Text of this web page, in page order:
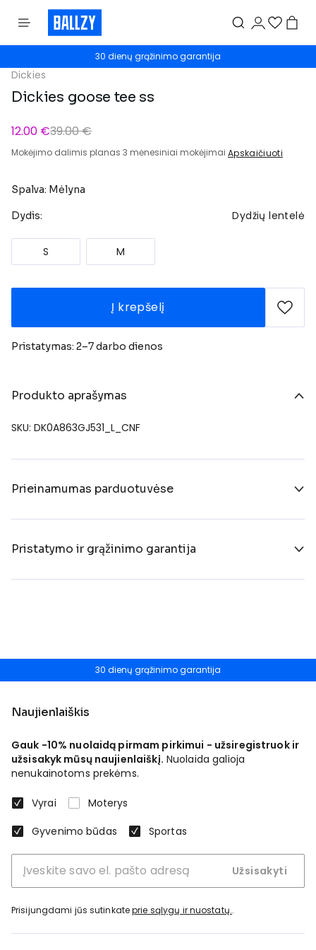
30 dienų grąžinimo garantija
Dickies
Dickies goose tee ss
12.00 €39.00 €
Mokėjimo dalimis planas 3 mėnesiniai mokėjimai Apskaičiuoti
Spalva: Mėlyna
Dydis: Dydžių lentelė
S M
Į krepšelį
Pristatymas: 2–7 darbo dienos
Produkto aprašymas
SKU: DK0A863GJ531_L_CNF
Prieinamumas parduotuvėse
Pristatymo ir grąžinimo garantija
30 dienų grąžinimo garantija
Naujienlaiškis
Gauk -10% nuolaidą pirmam pirkimui - užsiregistruok ir
užsisakyk mūsų naujienlaiškį. Nuolaida galioja
nenukainotoms prekėms.
Vyrai
Moterys
Gyvenimo būdas
Sportas
Užsisakyti
Prisijungdami jūs sutinkateprie sąlygų ir nuostatų..